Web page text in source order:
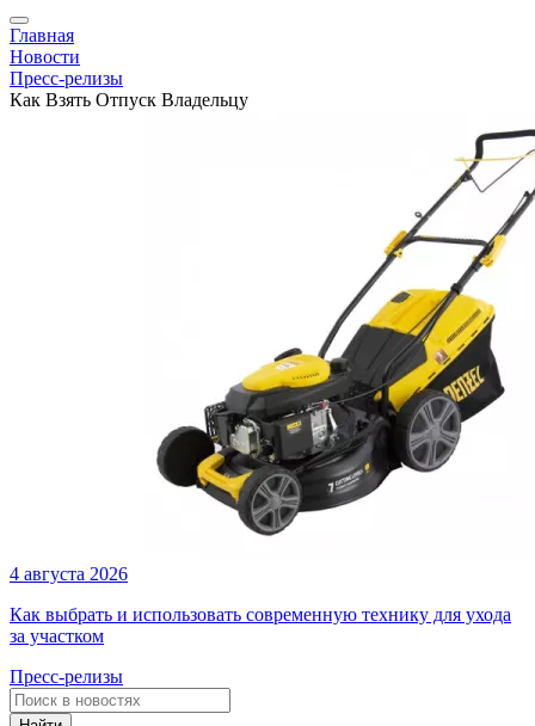
Главная
Новости
Пресс-релизы
Как Взять Отпуск Владельцу
4 августа 2026
Как выбрать и использовать современную технику для ухода
за участком
Пресс-релизы